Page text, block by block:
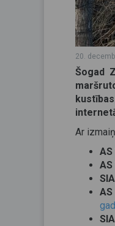
20.
Šogad
Ar
AS